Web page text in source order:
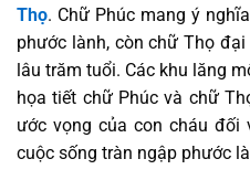
Thọ. Chữ Phúc mang ý
phước lành, còn chữ Thọ
lâu trăm tuổi. Các khu lăng
họa tiết chữ Phúc và chữ
ước vọng của con cháu
cuộc sống tràn ngập phước